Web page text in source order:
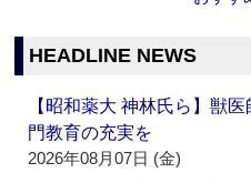
HEADLINE NEWS
【昭和薬大 神林氏ら】獣
門教育の充実を
2026年08月07日 (金)